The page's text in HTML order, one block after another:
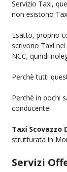
Servizio Taxi,
non esistono
Esatto, proprio
scrivono Taxi
NCC, quindi
Perchè tutti
Perchè in pochi
conducente!
Taxi Scovazzo
strutturata in
Servizi